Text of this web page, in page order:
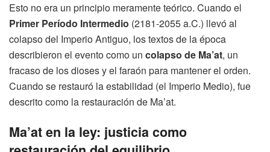
Esto no era un principio meramente teórico. Cuando el
Primer Período Intermedio (2181-2055 a.C.) llevó al
colapso del Imperio Antiguo, los textos de la época
describieron el evento como un colapso de Ma’at, un
fracaso de los dioses y el faraón para mantener el orden.
Cuando se restauró la estabilidad (el Imperio Medio), fue
descrito como la restauración de Ma’at.
Ma’at en la ley: justicia como